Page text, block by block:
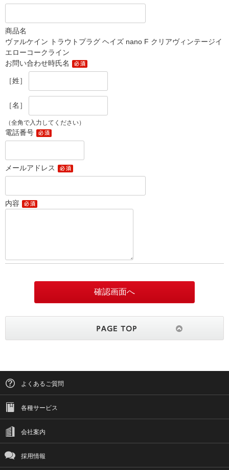
商品名
ヴァルケイン トラウトプラグ ヘイズ nano F クリアヴィンテージイ
エローコークライン
お問い合わせ時氏名
［姓］
［名］
（全角で入力してください）
電話番号
メールアドレス
内容
よくあるご質問
各種サービス
会社案内
採用情報